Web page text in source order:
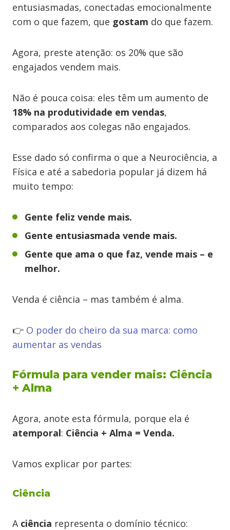
entusiasmadas, conectadas emocionalmente
com o que fazem, que gostam do que fazem.
Agora, preste atenção: os 20% que são
engajados vendem mais.
Não é pouca coisa: eles têm um aumento de
18% na produtividade em vendas,
comparados aos colegas não engajados.
Esse dado só confirma o que a Neurociência, a
Física e até a sabedoria popular já dizem há
muito tempo:
Gente feliz vende mais.
Gente entusiasmada vende mais.
Gente que ama o que faz, vende mais – e
melhor.
Venda é ciência – mas também é alma.
👉 O poder do cheiro da sua marca: como
aumentar as vendas
Fórmula para vender mais: Ciência
+ Alma
Agora, anote esta fórmula, porque ela é
atemporal: Ciência + Alma = Venda.
Vamos explicar por partes:
Ciência
A ciência representa o domínio técnico: